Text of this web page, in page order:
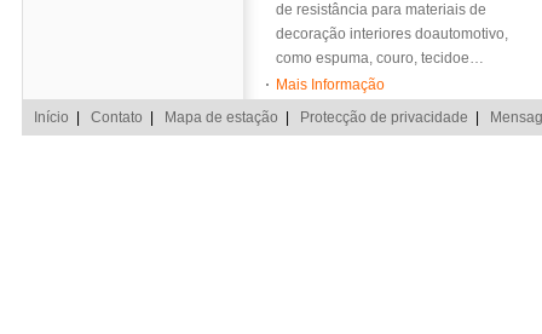
de resistância para materiais de
decoração interiores doautomotivo,
como espuma, couro, tecidoe…
Mais Informação
Início
Contato Mapa de estação Protecção de privacidade